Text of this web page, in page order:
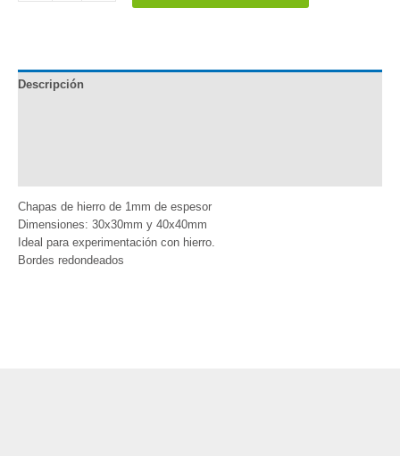
Descripción
Chapas de hierro de 1mm de espesor
Dimensiones: 30x30mm y 40x40mm
Ideal para experimentación con hierro.
Bordes redondeados